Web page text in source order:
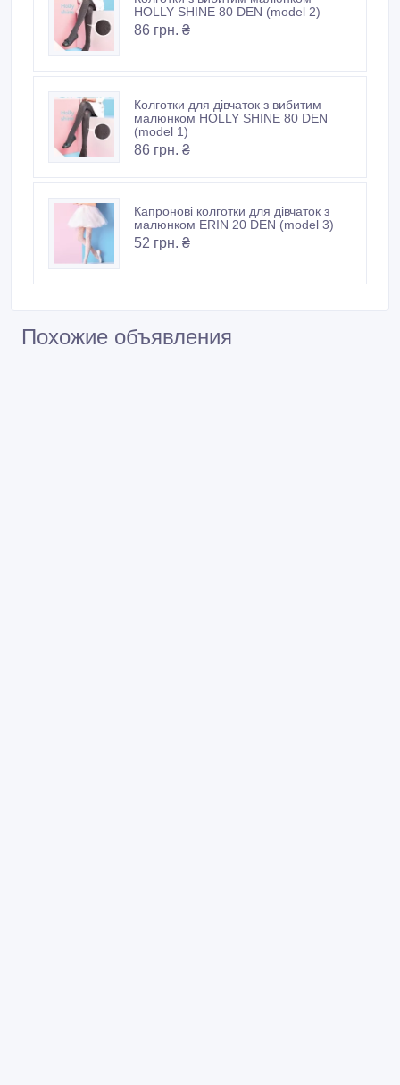
HOLLY SHINE 80 DEN (model 2)
86 грн. ₴
Колготки для дівчаток з вибитим
малюнком HOLLY SHINE 80 DEN
(model 1)
86 грн. ₴
Капронові колготки для дівчаток з
малюнком ERIN 20 DEN (model 3)
52 грн. ₴
Похожие объявления